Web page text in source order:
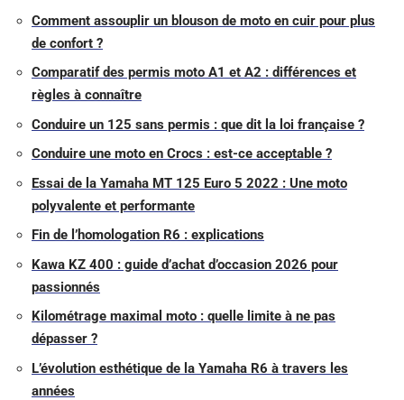
Comment assouplir un blouson de moto en cuir pour plus
de confort ?
Comparatif des permis moto A1 et A2 : différences et
règles à connaître
Conduire un 125 sans permis : que dit la loi française ?
Conduire une moto en Crocs : est-ce acceptable ?
Essai de la Yamaha MT 125 Euro 5 2022 : Une moto
polyvalente et performante
Fin de l’homologation R6 : explications
Kawa KZ 400 : guide d’achat d’occasion 2026 pour
passionnés
Kilométrage maximal moto : quelle limite à ne pas
dépasser ?
L’évolution esthétique de la Yamaha R6 à travers les
années